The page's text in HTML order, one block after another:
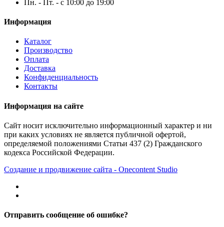
Пн. - Пт. - с 10:00 до 19:00
Информация
Каталог
Производство
Оплата
Доставка
Конфиденциальность
Контакты
Информация на сайте
Сайт носит исключительно информационный характер и ни
при каких условиях не является публичной офертой,
определяемой положениями Статьи 437 (2) Гражданского
кодекса Российской Федерации.
Создание и продвижение сайта - Onecontent Studio
Отправить сообщение об ошибке?